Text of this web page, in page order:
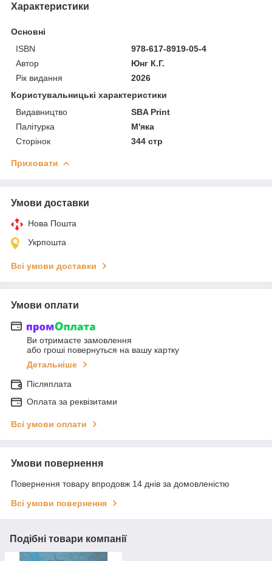
Характеристики
Основні
ISBN
978-617-8919-05-4
Автор
Юнг К.Г.
Рік видання
2026
Користувальницькі характеристики
Видавництво
SBA Print
Палітурка
М'яка
Сторінок
344 стр
Приховати
Умови доставки
Нова Пошта
Укрпошта
Всі умови доставки
Умови оплати
Ви отримаєте замовлення
або гроші повернуться на вашу картку
Детальніше
Післяплата
Оплата за реквізитами
Всі умови оплати
Умови повернення
Повернення товару впродовж 14 днів за домовленістю
Всі умови повернення
Подібні товари компанії